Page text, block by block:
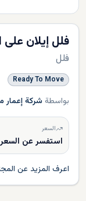
فلل إيلان على
فلل
Ready To Move
بواسطة شركة إعمار
السعر
استفسر عن السعر
اعرف المزيد عن